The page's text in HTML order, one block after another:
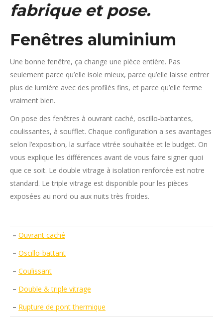
fabrique et pose.
Fenêtres aluminium
Une bonne fenêtre, ça change une pièce entière. Pas
seulement parce qu’elle isole mieux, parce qu’elle laisse entrer
plus de lumière avec des profilés fins, et parce qu’elle ferme
vraiment bien.
On pose des fenêtres à ouvrant caché, oscillo-battantes,
coulissantes, à soufflet. Chaque configuration a ses avantages
selon l’exposition, la surface vitrée souhaitée et le budget. On
vous explique les différences avant de vous faire signer quoi
que ce soit. Le double vitrage à isolation renforcée est notre
standard. Le triple vitrage est disponible pour les pièces
exposées au nord ou aux nuits très froides.
– Ouvrant caché
– Oscillo-battant
– Coulissant
– Double & triple vitrage
– Rupture de pont thermique